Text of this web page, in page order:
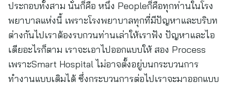
ประกอบทั้งสาม นั่นก็คือ หนึ่ง Peopleก็คือทุกท่านในโรง
พยาบาลแห่งนี้ เพราะโรงพยาบาลทุกที่มีปัญหาและบริบท
ต่างกันไปเราต้องรบกวนท่านเล่าให้เราฟัง ปัญหาและไอ
เดียอะไรก็ตาม เราจะเอาไปออกแบบให้ สอง Process
เพราะSmart Hospital ไม่อาจตั้งอยู่บนกระบวนการ
ทำงานแบบเดิมได้ ซึ่งกระบวนการต่อไปเราจะมาออกแบบ